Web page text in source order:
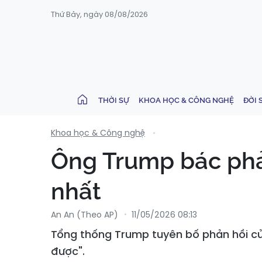
Thứ Bảy, ngày 08/08/2026
THỜI SỰ KHOA HỌC & CÔNG NGHỆ ĐỜI
Khoa học & Công nghệ
Ông Trump bác
nhất
An An (Theo AP) 11/05/2026 08:13
Tổng thống Trump tuyên bố phản hồi
được".